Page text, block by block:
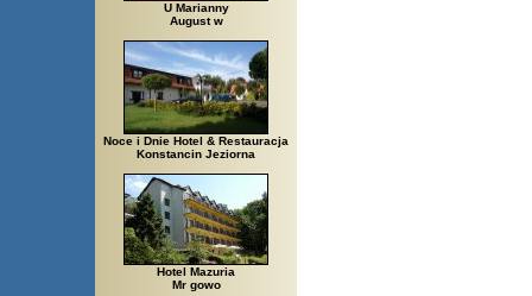
U Marianny
August w
Noce i Dnie Hotel & Restauracja
Konstancin Jeziorna
Hotel Mazuria
Mr gowo